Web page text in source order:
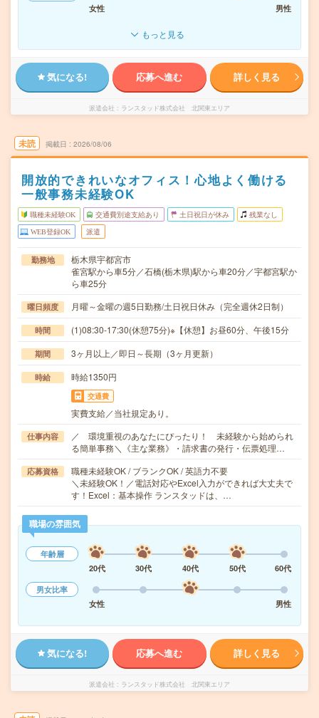
女性
男性
もっと見る
気になる! 応募へ進む 詳しく見る
派遣会社 ランスタッド株式会社 北関東エリア
未読 掲載日 2026/08/06
開放的できれいなオフィス！心地よく働ける
一般事務未経験OK
職種未経験OK 交通費別途支給あり 土日祝日が休み 残業なし
WEB登録OK 派遣
勤務地
栃木県宇都宮市
雀宮駅から車5分／石橋(栃木県)駅から車20分／宇都宮駅か
ら車25分
曜日頻度 月曜～金曜の週5日勤務/土日祝日休み（完全週休2日制）
時間 (1)08:30-17:30(休憩75分)※【休憩】お昼60分、午後15分
期間 3ヶ月以上／即日～長期（3ヶ月更新）
時給 時給1350円
交通費
実費支給／当社規定あり。
仕事内容
／ 環境重視のあなたにぴったり！ 未経験から始められ
る簡単事務＼《主な業務》・請求書の発行・伝票処理…
応募資格
職種未経験OK / ブランクOK / 英語力不要
＼未経験OK！／電話対応やExcel入力ができれば大丈夫で
す！Excel：基本操作 ランスタッドは、…
職場の雰囲気
年齢層
20代
30代 40代 50代
60代
男女比率
女性
男性
気になる! 応募へ進む 詳しく見る
派遣会社 ランスタッド株式会社 北関東エリア